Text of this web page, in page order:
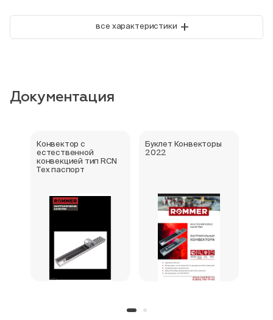
все характеристики +
Документация
Конвектор с
естественной
конвекцией тип RCN
Тех паспорт
Буклет Конвекторы
2022